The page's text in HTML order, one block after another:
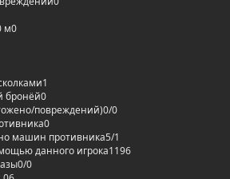
м0
1
бронёй0
повреждений)0/0
0
машин противника5/1
данного игрока1196
0/0